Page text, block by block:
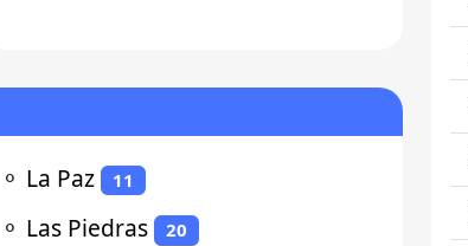
⚬ La Paz 11
⚬ Las Piedras 20